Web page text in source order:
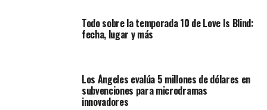
Todo sobre la temporada 10 de Love Is Blind:
fecha, lugar y más
Los Ángeles evalúa 5 millones de dólares en
subvenciones para microdramas
innovadores